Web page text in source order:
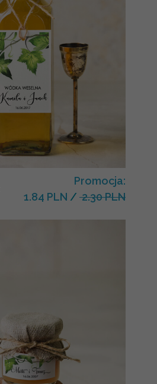
Promocja:
1.84 PLN / 2.30 PLN